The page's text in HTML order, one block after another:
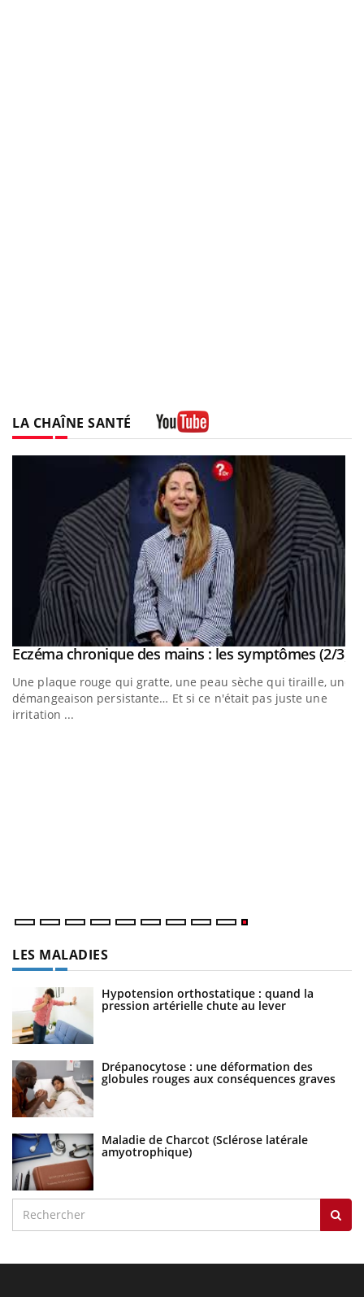
LA CHAÎNE SANTÉ
Youtube
Eczéma chronique des mains : les symptômes (2/3)
Une plaque rouge qui gratte, une peau sèche qui tiraille, une
démangeaison persistante… Et si ce n'était pas juste une
irritation ...
LES MALADIES
Hypotension orthostatique : quand la
pression artérielle chute au lever
Drépanocytose : une déformation des
globules rouges aux conséquences graves
Maladie de Charcot (Sclérose latérale
amyotrophique)